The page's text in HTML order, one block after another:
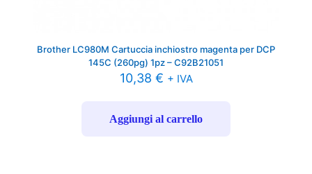
Brother LC980M Cartuccia inchiostro magenta per DCP
145C (260pg) 1pz – C92B21051
10,38 € + IVA
Aggiungi al carrello